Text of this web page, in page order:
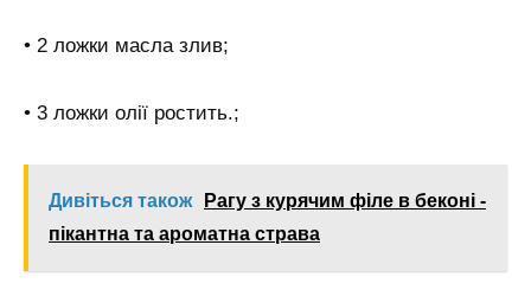
• 2 ложки масла злив;
• 3 ложки олії ростить.;
Дивіться також
Рагу з курячим філе в беконі -
пікантна та ароматна страва